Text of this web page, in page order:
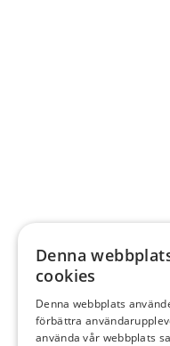
Denna
cookies
Denna webbplats
förbättra
använda vår webbplats